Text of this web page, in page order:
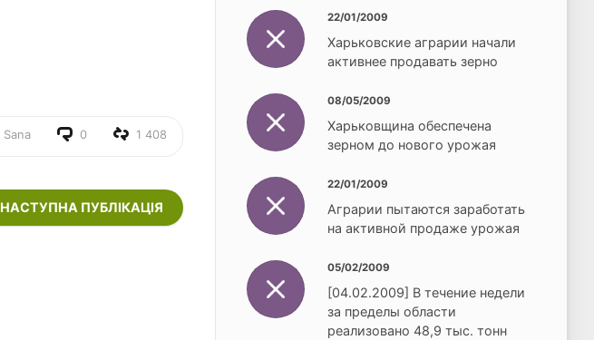
Sana 0 1 408
НАСТУПНА ПУБЛІКАЦІЯ
22/01/2009
Харьковские аграрии начали
активнее продавать зерно
08/05/2009
Харьковщина обеспечена
зерном до нового урожая
22/01/2009
Аграрии пытаются заработать
на активной продаже урожая
05/02/2009
[04.02.2009] В течение недели
за пределы области
реализовано 48,9 тыс. тонн